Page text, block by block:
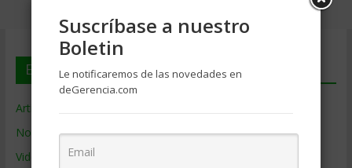
En deGerencia.com
Artículos de Gerencia
Noticias de Gerencia
Videos de Gerencia
Suscríbase a nuestro
Boletin
Le notificaremos de las novedades en
deGerencia.com